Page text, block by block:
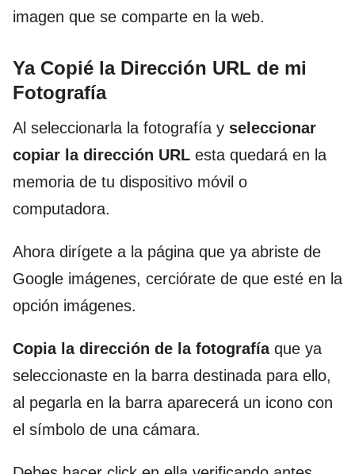
imagen que se comparte en la web.
Ya Copié la Dirección URL de mi
Fotografía
Al seleccionarla la fotografía y seleccionar
copiar la dirección URL esta quedará en la
memoria de tu dispositivo móvil o
computadora.
Ahora dirígete a la página que ya abriste de
Google imágenes, cerciórate de que esté en la
opción imágenes.
Copia la dirección de la fotografíaque ya
seleccionaste en la barra destinada para ello,
al pegarla en la barra aparecerá un icono con
el símbolo de una cámara.